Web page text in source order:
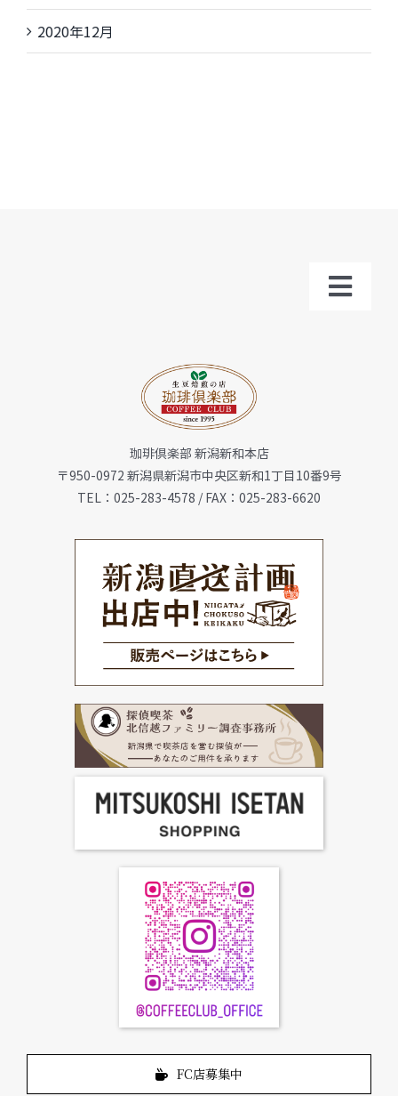
2020年12月
珈琲豆・特選ギフト
FC加盟店募集
珈琲倶楽部 新潟新和本店
〒950-0972 新潟県新潟市中央区新和1丁目10番9号
TEL：025-283-4578 / FAX：025-283-6620
FC店募集中